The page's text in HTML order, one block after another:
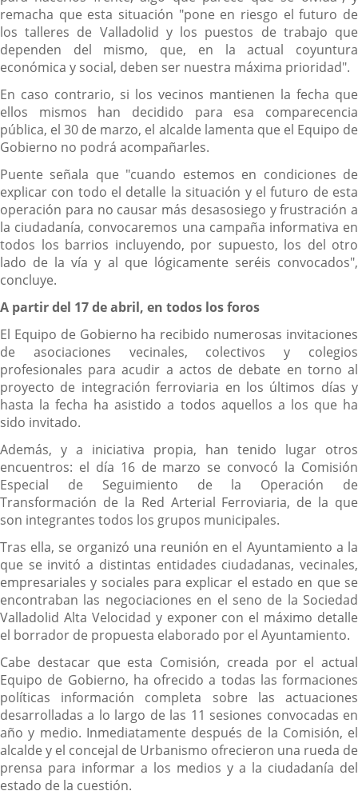
remacha que esta situación "pone en riesgo el futuro de
los talleres de Valladolid y los puestos de trabajo que
dependen del mismo, que, en la actual coyuntura
económica y social, deben ser nuestra máxima prioridad".
En caso contrario, si los vecinos mantienen la fecha que
ellos mismos han decidido para esa comparecencia
pública, el 30 de marzo, el alcalde lamenta que el Equipo de
Gobierno no podrá acompañarles.
Puente señala que "cuando estemos en condiciones de
explicar con todo el detalle la situación y el futuro de esta
operación para no causar más desasosiego y frustración a
la ciudadanía, convocaremos una campaña informativa en
todos los barrios incluyendo, por supuesto, los del otro
lado de la vía y al que lógicamente seréis convocados",
concluye.
A partir del 17 de abril, en todos los foros
El Equipo de Gobierno ha recibido numerosas invitaciones
de asociaciones vecinales, colectivos y colegios
profesionales para acudir a actos de debate en torno al
proyecto de integración ferroviaria en los últimos días y
hasta la fecha ha asistido a todos aquellos a los que ha
sido invitado.
Además, y a iniciativa propia, han tenido lugar otros
encuentros: el día 16 de marzo se convocó la Comisión
Especial de Seguimiento de la Operación de
Transformación de la Red Arterial Ferroviaria, de la que
son integrantes todos los grupos municipales.
Tras ella, se organizó una reunión en el Ayuntamiento a la
que se invitó a distintas entidades ciudadanas, vecinales,
empresariales y sociales para explicar el estado en que se
encontraban las negociaciones en el seno de la Sociedad
Valladolid Alta Velocidad y exponer con el máximo detalle
el borrador de propuesta elaborado por el Ayuntamiento.
Cabe destacar que esta Comisión, creada por el actual
Equipo de Gobierno, ha ofrecido a todas las formaciones
políticas información completa sobre las actuaciones
desarrolladas a lo largo de las 11 sesiones convocadas en
año y medio. Inmediatamente después de la Comisión, el
alcalde y el concejal de Urbanismo ofrecieron una rueda de
prensa para informar a los medios y a la ciudadanía del
estado de la cuestión.